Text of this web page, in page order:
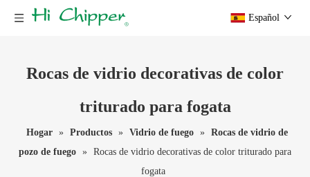
Español
Rocas de vidrio decorativas de color
triturado para fogata
Hogar » Productos » Vidrio de fuego » Rocas de vidrio de
pozo de fuego » Rocas de vidrio decorativas de color triturado para
fogata